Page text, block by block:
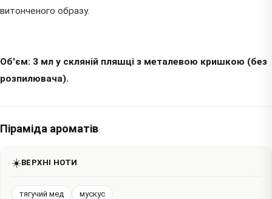
витонченого образу.
Об'єм: 3 мл у скляній пляшці з металевою кришкою (без
розпилювача).
Піраміда ароматів
☀️ВЕРХНІ НОТИ
тягучий мед мускус